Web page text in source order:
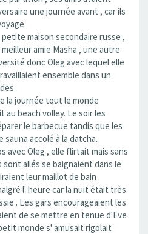
une journée avant , car ils
maison secondaire russe ,
amie Masha , une autre
donc Oleg avec lequel elle
ensemble dans un
la journée tout le monde
au beach volley. Le soir les
le barbecue tandis que les
accolé à la datcha.
avec Oleg , elle flirtait mais sans
allés se baignaient dans le
leur maillot de bain .
l' heure car la nuit était très
. Les gars encourageaient les
de se mettre en tenue d'Eve
monde s' amusait rigolait